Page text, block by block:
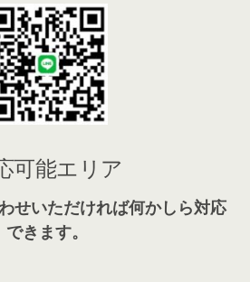
可能エリア
せいただければ何かしら対応
できます。